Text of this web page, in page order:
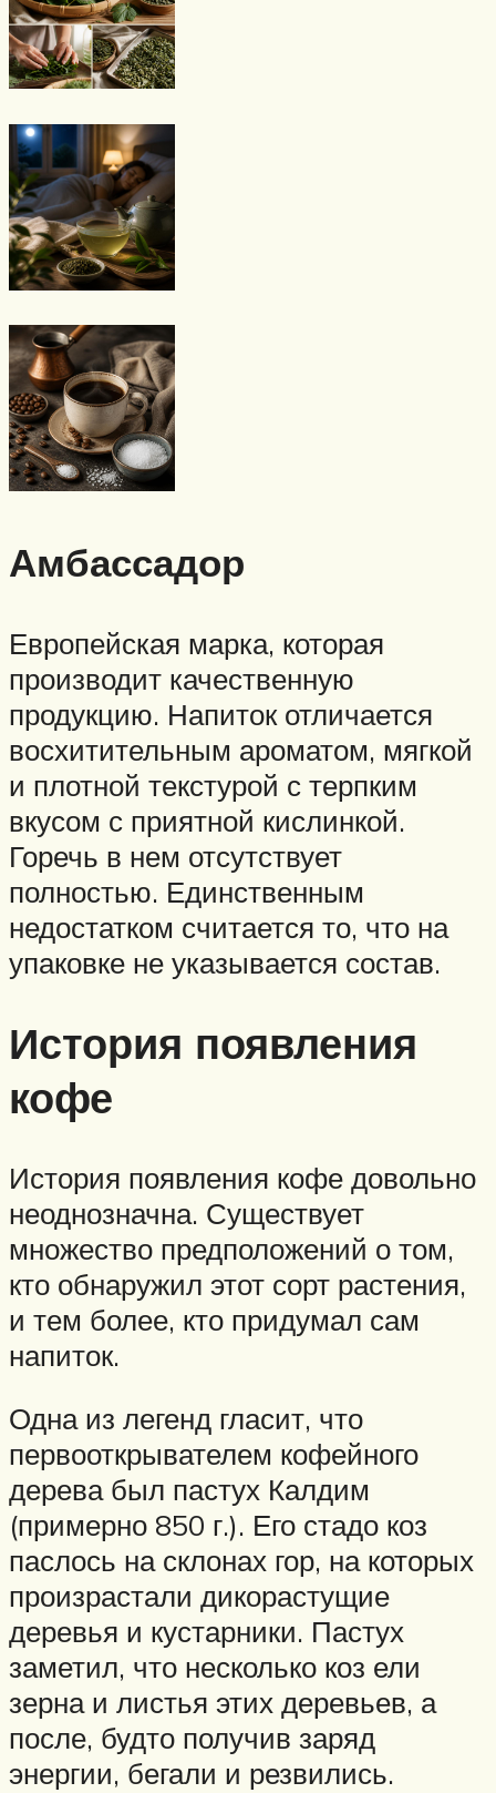
Амбассадор
Европейская марка, которая
производит качественную
продукцию. Напиток отличается
восхитительным ароматом, мягкой
и плотной текстурой с терпким
вкусом с приятной кислинкой.
Горечь в нем отсутствует
полностью. Единственным
недостатком считается то, что на
упаковке не указывается состав.
История появления
кофе
История появления кофе довольно
неоднозначна. Существует
множество предположений о том,
кто обнаружил этот сорт растения,
и тем более, кто придумал сам
напиток.
Одна из легенд гласит, что
первооткрывателем кофейного
дерева был пастух Калдим
(примерно 850 г.). Его стадо коз
паслось на склонах гор, на которых
произрастали дикорастущие
деревья и кустарники. Пастух
заметил, что несколько коз ели
зерна и листья этих деревьев, а
после, будто получив заряд
энергии, бегали и резвились.